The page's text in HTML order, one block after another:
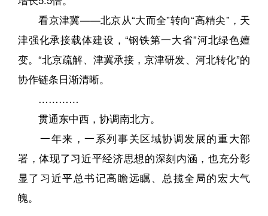
看京津冀——北京从“大而全”转向“高精尖”，天
津强化承接载体建设，“钢铁第一大省”河北绿色嬗
变。“北京疏解、津冀承接，京津研发、河北转化”的
协作链条日渐清晰。
…………
贯通东中西，协调南北方。
一年来，一系列事关区域协调发展的重大部
署，体现了习近平经济思想的深刻内涵，也充分彰
显了习近平总书记高瞻远瞩、总揽全局的宏大气
魄。